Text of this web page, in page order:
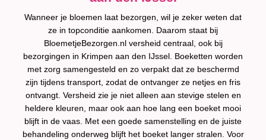
Wanneer je bloemen laat bezorgen, wil je zeker weten dat
ze in topconditie aankomen. Daarom staat bij
BloemetjeBezorgen.nl versheid centraal, ook bij
bezorgingen in Krimpen aan den IJssel. Boeketten worden
met zorg samengesteld en zo verpakt dat ze beschermd
zijn tijdens transport, zodat de ontvanger ze netjes en fris
ontvangt. Versheid zie je niet alleen aan stevige stelen en
heldere kleuren, maar ook aan hoe lang een boeket mooi
blijft in de vaas. Met een goede samenstelling en de juiste
behandeling onderweg blijft het boeket langer stralen. Voor